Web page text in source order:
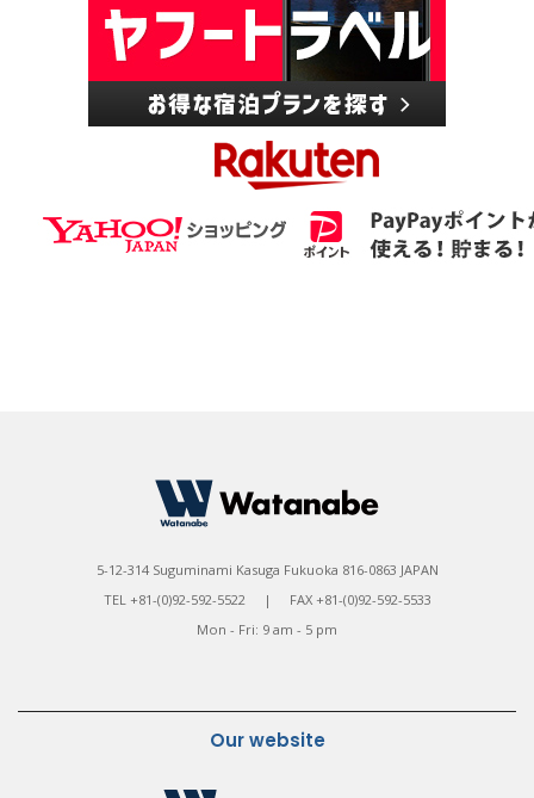
5-12-314 Suguminami Kasuga Fukuoka 816-0863 JAPAN
TEL +81-(0)92-592-5522 | FAX +81-(0)92-592-5533
Mon - Fri: 9 am - 5 pm
Our website